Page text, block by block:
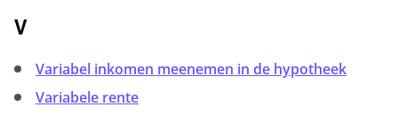
V
Variabel inkomen meenemen in de hypotheek
Variabele rente